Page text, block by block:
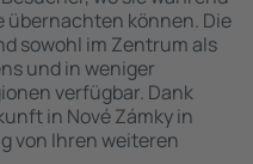
übernachten können. Die
sowohl im Zentrum als
und in weniger
verfügbar. Dank
in Nové Zámky in
von Ihren weiteren